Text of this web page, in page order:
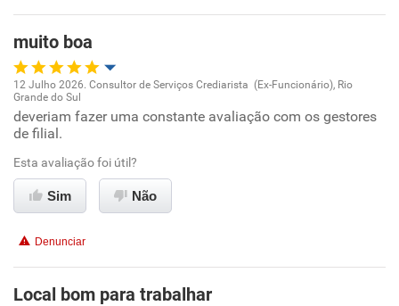
Recomenda a diretoria
muito boa
Oportunidade de promoção
Conciliação com a vida familiar
Benefícios
Recomenda esta empresa
12 Julho 2026. Consultor de Serviços Crediarista (Ex-Funcionário), Rio
Grande do Sul
deveriam fazer uma constante avaliação com os gestores
de filial.
Esta avaliação foi útil?
Sim Não
Denunciar
Local bom para trabalhar